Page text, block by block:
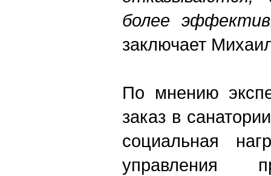
более
заключает
По мнению
заказ в
социальная
управления